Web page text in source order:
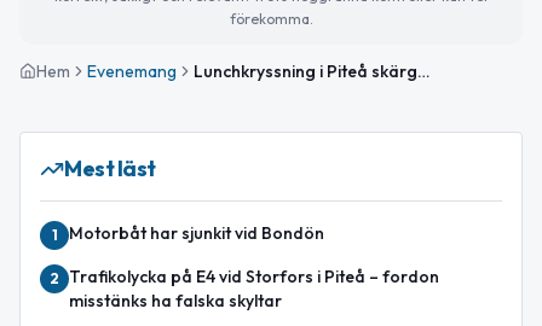
förekomma.
Hem Evenemang Lunchkryssning i Piteå skärgård
Mest läst
1 Motorbåt har sjunkit vid Bondön
2
Trafikolycka på E4 vid Storfors i Piteå – fordon
misstänks ha falska skyltar